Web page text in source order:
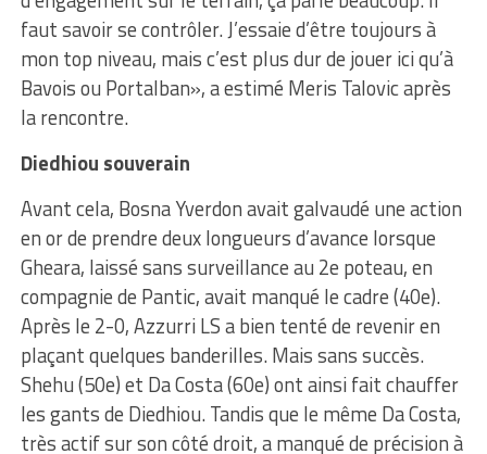
faut savoir se contrôler. J’essaie d’être toujours à
mon top niveau, mais c’est plus dur de jouer ici qu’à
Bavois ou Portalban», a estimé Meris Talovic après
la rencontre.
Diedhiou souverain
Avant cela, Bosna Yverdon avait galvaudé une action
en or de prendre deux longueurs d’avance lorsque
Gheara, laissé sans surveillance au 2e poteau, en
compagnie de Pantic, avait manqué le cadre (40e).
Après le 2-0, Azzurri LS a bien tenté de revenir en
plaçant quelques banderilles. Mais sans succès.
Shehu (50e) et Da Costa (60e) ont ainsi fait chauffer
les gants de Diedhiou. Tandis que le même Da Costa,
très actif sur son côté droit, a manqué de précision à